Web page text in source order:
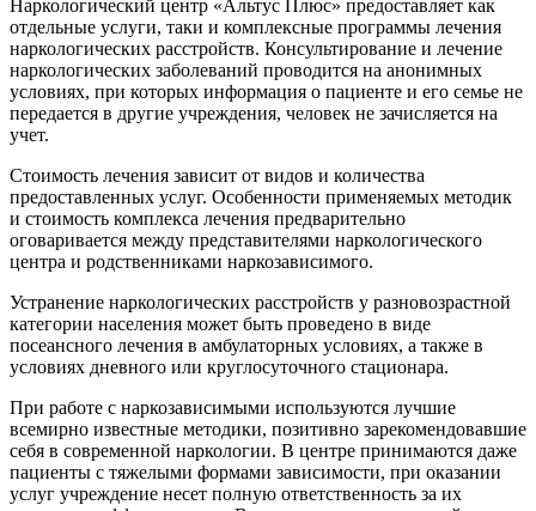
Наркологический центр «Альтус Плюс» предоставляет как
отдельные услуги, таки и комплексные программы лечения
наркологических расстройств. Консультирование и лечение
наркологических заболеваний проводится на анонимных
условиях, при которых информация о пациенте и его семье не
передается в другие учреждения, человек не зачисляется на
учет.
Стоимость лечения зависит от видов и количества
предоставленных услуг. Особенности применяемых методик
и стоимость комплекса лечения предварительно
оговаривается между представителями наркологического
центра и родственниками наркозависимого.
Устранение наркологических расстройств у разновозрастной
категории населения может быть проведено в виде
посеансного лечения в амбулаторных условиях, а также в
условиях дневного или круглосуточного стационара.
При работе с наркозависимыми используются лучшие
всемирно известные методики, позитивно зарекомендовавшие
себя в современной наркологии. В центре принимаются даже
пациенты с тяжелыми формами зависимости, при оказании
услуг учреждение несет полную ответственность за их